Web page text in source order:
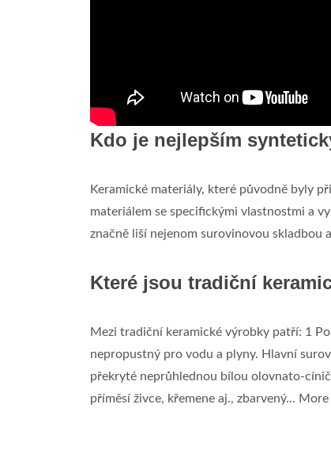
Kdo je nejlepším
Keramické materiály, které původně byly
materiálem se specifickými vlastnostmi a
značně liší nejenom surovinovou skladbou
Které jsou tradiční
Mezi tradiční keramické výrobky patří: 1
nepropustný pro vodu a plyny. Hlavní
překryté neprůhlednou bílou olovnato-
příměsí živce, křemene aj., zbarvený... More